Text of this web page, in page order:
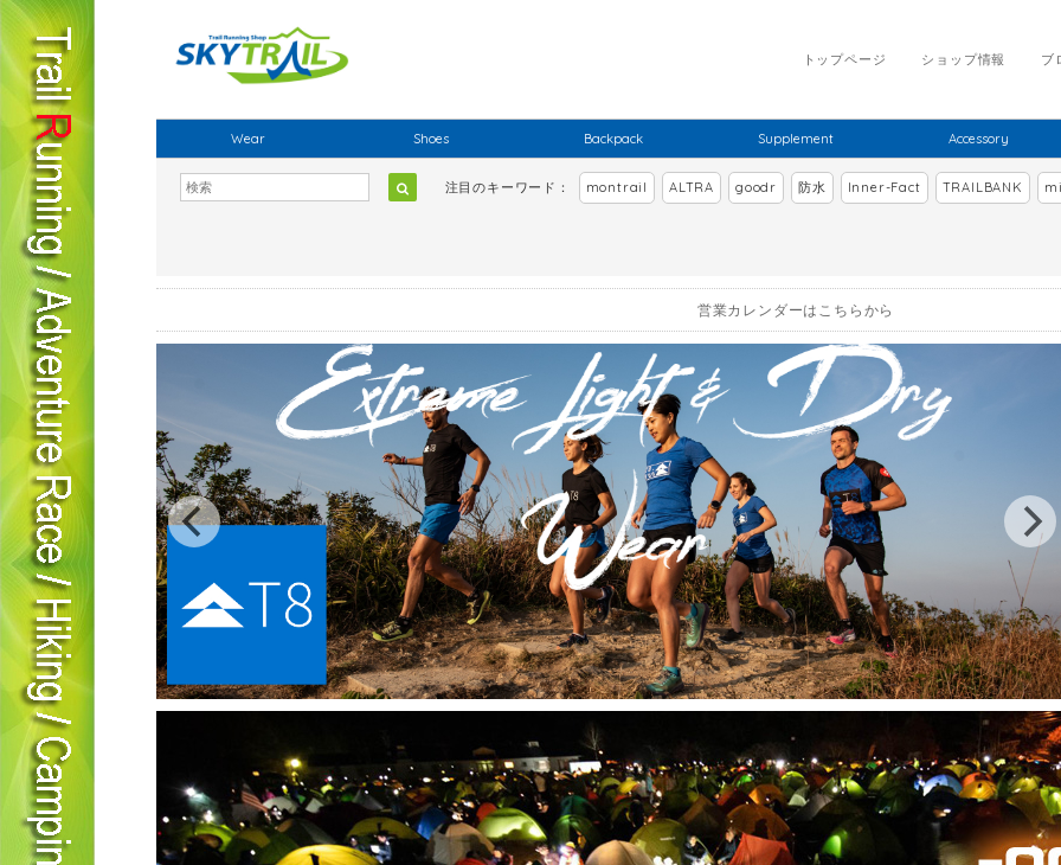
ブ
ショップ情報
トップページ
Wear Shoes Backpack Supplement Accessory
注目のキーワード： montrail ALTRA goodr 防水 Inner-Fact TRAILBANK
営業カレンダーはこちらから